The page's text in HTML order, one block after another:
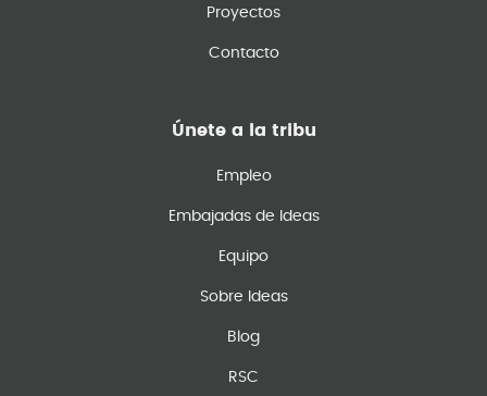
Proyectos
Contacto
Únete a la tribu
Empleo
Embajadas de Ideas
Equipo
Sobre Ideas
Blog
RSC